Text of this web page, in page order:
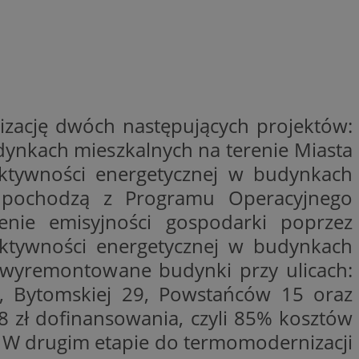
dwóch następujących projektów:
mieszkalnych na terenie Miasta
energetycznej w budynkach
z Programu Operacyjnego
emisyjności gospodarki poprzez
energetycznej w budynkach
budynki przy ulicach:
29, Powstańców 15 oraz
dofinansowania, czyli 85% kosztów
drugim etapie do termomodernizacji
preferencji,
z regulacjami
do
na temat
ze stroną
on zazwyczaj
śledzenia i
i
do
tym, w jaki
ze strony
które użytkownik
tej
aby pomóc
widzisz w
push do
jest używany do